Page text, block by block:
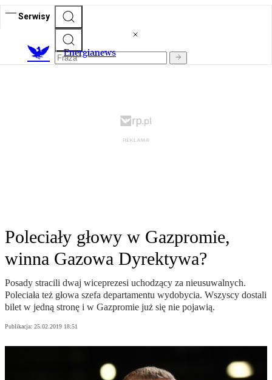
Serwisy
Energianews
Poleciały głowy w Gazpromie,
winna Gazowa Dyrektywa?
Posady stracili dwaj wiceprezesi uchodzący za nieusuwalnych.
Poleciała też głowa szefa departamentu wydobycia. Wszyscy dostali
bilet w jedną stronę i w Gazpromie już się nie pojawią.
Publikacja: 25.02.2019 18:51